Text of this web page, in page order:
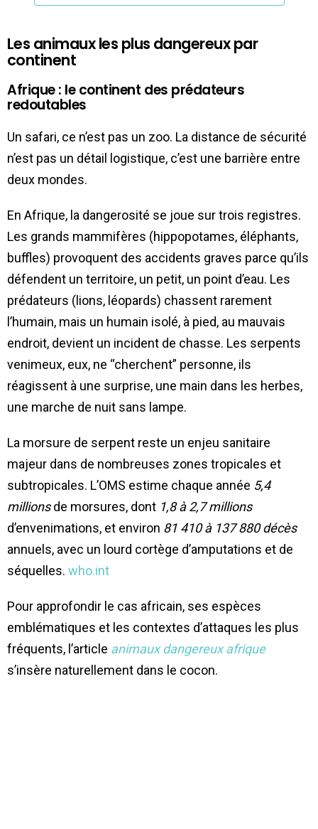
Les animaux les plus dangereux par
continent
Afrique : le continent des prédateurs
redoutables
Un safari, ce n’est pas un zoo. La distance de sécurité
n’est pas un détail logistique, c’est une barrière entre
deux mondes.
En Afrique, la dangerosité se joue sur trois registres.
Les grands mammifères (hippopotames, éléphants,
buffles) provoquent des accidents graves parce qu’ils
défendent un territoire, un petit, un point d’eau. Les
prédateurs (lions, léopards) chassent rarement
l’humain, mais un humain isolé, à pied, au mauvais
endroit, devient un incident de chasse. Les serpents
venimeux, eux, ne “cherchent” personne, ils
réagissent à une surprise, une main dans les herbes,
une marche de nuit sans lampe.
La morsure de serpent reste un enjeu sanitaire
majeur dans de nombreuses zones tropicales et
subtropicales. L’OMS estime chaque année 5,4
millionsde morsures, dont 1,8 à 2,7 millions
d’envenimations, et environ 81 410 à 137 880 décès
annuels, avec un lourd cortège d’amputations et de
séquelles. who.int
Pour approfondir le cas africain, ses espèces
emblématiques et les contextes d’attaques les plus
fréquents, l’article animaux dangereux afrique
s’insère naturellement dans le cocon.